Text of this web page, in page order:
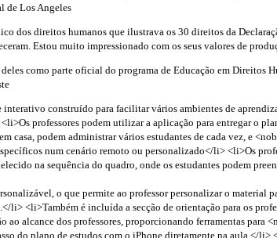
de Los Angeles
dos direitos humanos que ilustrava os 30 direitos da
Estou muito impressionado com os seus valores de
como parte oficial do programa de Educação em Direitos